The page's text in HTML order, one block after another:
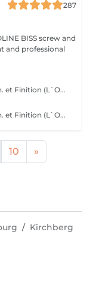
287
BISS screw and
Dans tous nos services, le Shampoing Tech. et Finition (L`OREAL)sont compris.
Dans tous nos services, le Shampoing Tech. et Finition (L`OREAL)sont compris.
10 »
Kirchberg